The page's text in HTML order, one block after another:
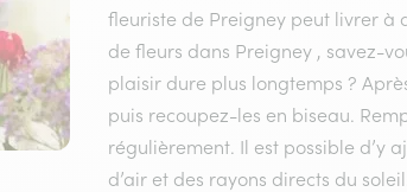
fleuriste de Preigney peut livrer à
de fleurs dans Preigney , savez-
plaisir dure plus longtemps ?
puis recoupez-les en biseau.
régulièrement. Il est possible d’y
d’air et des rayons directs du